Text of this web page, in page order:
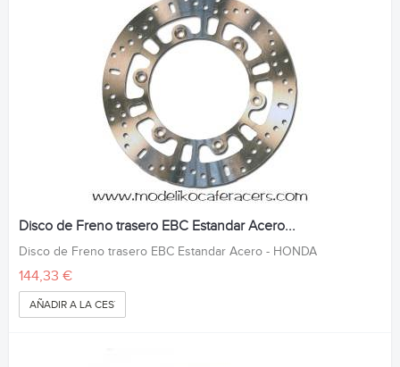
Disco de Freno trasero EBC Estandar Acero...
Disco de Freno trasero EBC Estandar Acero - HONDA
144,33 €
AÑADIR A LA CESTA